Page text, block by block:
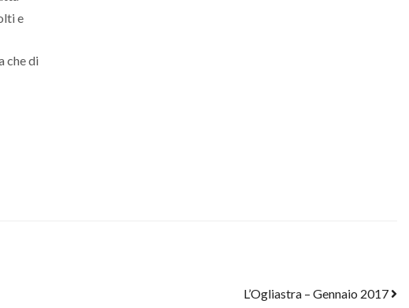
e
che di
L’Ogliastra – Gennaio 2017